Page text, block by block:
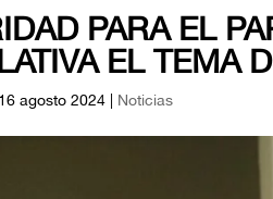
PARA EL
EL TEMA
16 agosto 2024 Noticias